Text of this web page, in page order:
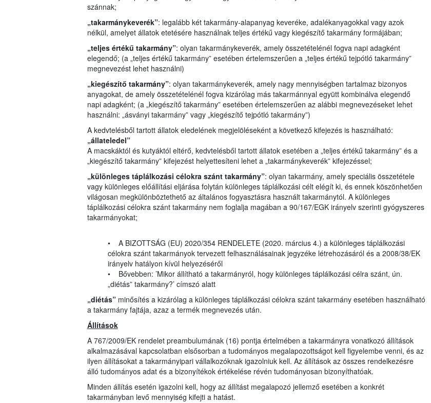
szánnak;
„takarmánykeverék”: legalább két takarmány-alapanyag keveréke, adalékanyagokkal vagy azok
nélkül, amelyet állatok etetésére használnak teljes értékű vagy kiegészítő takarmány formájában;
„teljes értékű takarmány”: olyan takarmánykeverék, amely összetételénél fogva napi adagként
elegendő; (a „teljes értékű takarmány” esetében értelemszerűen a „teljes értékű tejpótló takarmány”
megnevezést lehet használni)
„kiegészítő takarmány”: olyan takarmánykeverék, amely nagy mennyiségben tartalmaz bizonyos
anyagokat, de amely összetételénél fogva kizárólag más takarmánnyal együtt kombinálva elegendő
napi adagként; (a „kiegészítő takarmány” esetében értelemszerűen az alábbi megnevezéseket lehet
használni: „ásványi takarmány” vagy „kiegészítő tejpótló takarmány”)
A kedvtelésből tartott állatok eledelének megjelöléseként a következő kifejezés is használható:
„állateledel”
A macskáktól és kutyáktól eltérő, kedvtelésből tartott állatok esetében a „teljes értékű takarmány” és a
„kiegészítő takarmány” kifejezést helyettesíteni lehet a „takarmánykeverék” kifejezéssel;
„különleges táplálkozási célokra szánt takarmány”: olyan takarmány, amely speciális összetétele
vagy különleges előállítási eljárása folytán különleges táplálkozási célt elégít ki, és ennek köszönhetően
világosan megkülönböztethető az általános fogyasztásra használt takarmánytól. A különleges
táplálkozási célokra szánt takarmány nem foglalja magában a 90/167/EGK irányelv szerinti gyógyszeres
takarmányokat;
• A BIZOTTSÁG (EU) 2020/354 RENDELETE (2020. március 4.) a különleges táplálkozási
célokra szánt takarmányok tervezett felhasználásainak jegyzéke létrehozásáról és a 2008/38/EK
irányelv hatályon kívül helyezéséről
• Bővebben: ’Mikor állítható a takarmányról, hogy különleges táplálkozási célra szánt, ún.
„diétás” takarmány?’ címszó alatt
„diétás”minősítés a kizárólag a különleges táplálkozási célokra szánt takarmány esetében használható
a takarmány fajtája, azaz a termék megnevezés után.
Állítások
A 767/2009/EK rendelet preambulumának (16) pontja értelmében a takarmányra vonatkozó állítások
alkalmazásával kapcsolatban elsősorban a tudományos megalapozottságot kell figyelembe venni, és az
ilyen állításokat a takarmányipari vállalkozóknak igazolniuk kell. Az állítások az összes rendelkezésre
álló tudományos adat és a bizonyítékok értékelése révén tudományosan bizonyíthatóak.
Minden állítás esetén igazolni kell, hogy az állítást megalapozó jellemző esetében a konkrét
takarmányban levő mennyiség kifejti a hatást.